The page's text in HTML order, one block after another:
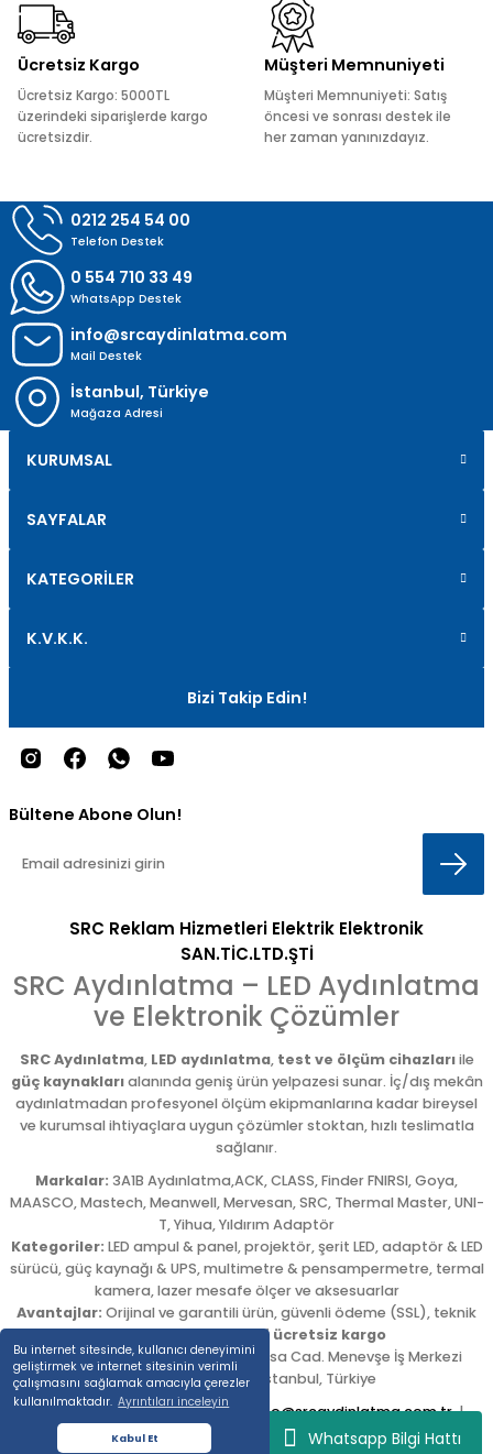
Bu internet sitesinde, kullanıcı deneyimini
geliştirmek ve internet sitesinin verimli
çalışmasını sağlamak amacıyla çerezler
kullanılmaktadır. Ayrıntıları inceleyin
Kabul Et Whatsapp Bilgi Hattı
Bu ürüne benzer farklı alternatifler olmalı.
Ücretsiz Kargo
Ücretsiz Kargo: 5000TL
üzerindeki siparişlerde kargo
ücretsizdir.
Müşteri Memnuniyeti
Müşteri Memnuniyeti: Satış
öncesi ve sonrası destek ile
her zaman yanınızdayız.
0212 254 54 00
Telefon Destek
0 554 710 33 49
WhatsApp Destek
info@srcaydinlatma.com
Mail Destek
İstanbul, Türkiye
Mağaza Adresi
KURUMSAL
SAYFALAR
KATEGORİLER
K.V.K.K.
Bizi Takip Edin!
Bültene Abone Olun!
SRC Reklam Hizmetleri Elektrik Elektronik
SAN.TİC.LTD.ŞTİ
SRC Aydınlatma – LED Aydınlatma
ve Elektronik Çözümler
SRC Aydınlatma, LED aydınlatma, test ve ölçüm cihazlarıile
güç kaynaklarıalanında geniş ürün yelpazesi sunar. İç/dış mekân
aydınlatmadan profesyonel ölçüm ekipmanlarına kadar bireysel
ve kurumsal ihtiyaçlara uygun çözümler stoktan, hızlı teslimatla
sağlanır.
Markalar: 3A1B Aydınlatma,ACK, CLASS, Finder FNIRSI, Goya,
MAASCO, Mastech, Meanwell, Mervesan, SRC, Thermal Master, UNI-
T, Yihua, Yıldırım Adaptör
Kategoriler: LED ampul & panel, projektör, şerit LED, adaptör & LED
sürücü, güç kaynağı & UPS, multimetre & pensampermetre, termal
kamera, lazer mesafe ölçer ve aksesuarlar
Avantajlar: Orijinal ve garantili ürün, güvenli ödeme (SSL), teknik
destek,5.000 TL üzeri ücretsiz kargo
Adres: Emekyemez Mah. Okçumusa Cad. Menevşe İş Merkezi
No:22/58,Beyoğlu/ İstanbul, Türkiye
Tel:0212 254 54 00|E-posta: info@srcaydinlatma.com.tr|
www.srcaydinlatma.com